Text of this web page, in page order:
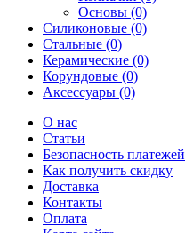
Основы (0)
Силиконовые (0)
Стальные (0)
Керамические (0)
Корундовые (0)
Аксессуары (0)
О нас
Статьи
Безопасность платежей
Как получить скидку
Доставка
Контакты
Оплата